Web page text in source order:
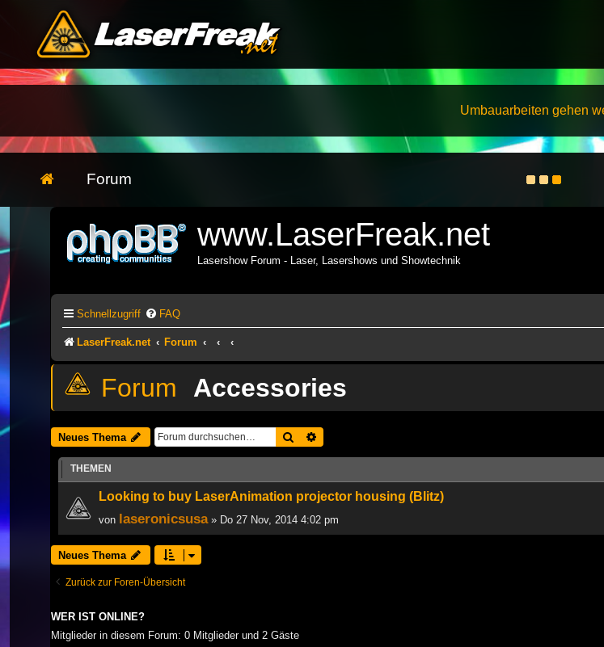
Umbauarbeiten gehen
Forum
www.LaserFreak.net
Lasershow Forum - Laser, Lasershows und Showtechnik
Schnellzugriff FAQ
LaserFreak.net Forum
Accessories
Neues Thema Suche
THEMEN
Looking to buy LaserAnimation projector housing (Blitz)
von laseronicsusa» Do 27 Nov, 2014 4:02 pm
Neues Thema
Zurück zur Foren-Übersicht
WER IST ONLINE?
Mitglieder in diesem Forum: 0 Mitglieder und 2 Gäste